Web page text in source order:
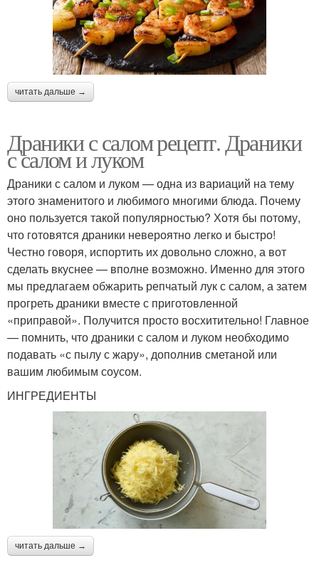
читать дальше →
Драники с салом рецепт. Драники
с салом и луком
Драники с салом и луком — одна из вариаций на тему
этого знаменитого и любимого многими блюда. Почему
оно пользуется такой популярностью? Хотя бы потому,
что готовятся драники невероятно легко и быстро!
Честно говоря, испортить их довольно сложно, а вот
сделать вкуснее — вполне возможно. Именно для этого
мы предлагаем обжарить репчатый лук с салом, а затем
прогреть драники вместе с приготовленной
«приправой». Получится просто восхитительно! Главное
— помнить, что драники с салом и луком необходимо
подавать «с пылу с жару», дополнив сметаной или
вашим любимым соусом.
ИНГРЕДИЕНТЫ
читать дальше →